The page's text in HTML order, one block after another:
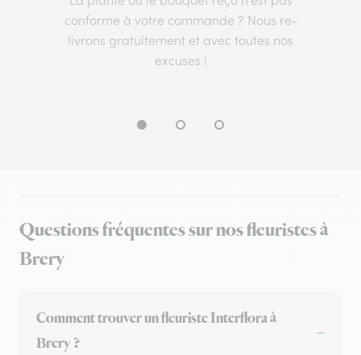
conforme à votre commande ? Nous re-
livrons gratuitement et avec toutes nos
excuses !
Questions fréquentes sur nos fleuristes à
Brery
Comment trouver un fleuriste Interflora à
Brery ?